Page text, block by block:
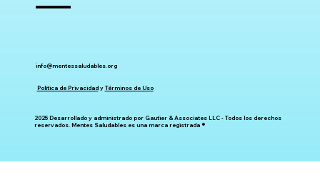
2025 Desarrollado y administrado por Gautier & Associates LLC - Todos los derechos
reservados. Mentes Saludables es una marca registrada ®
info@mentessaludables.org
Política de Privacidady Términos de Uso